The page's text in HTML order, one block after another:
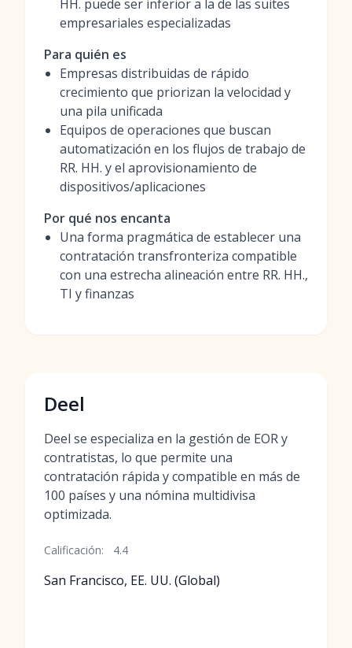
HH. puede ser inferior a la de las suites
empresariales especializadas
Para quién es
Empresas distribuidas de rápido
crecimiento que priorizan la velocidad y
una pila unificada
Equipos de operaciones que buscan
automatización en los flujos de trabajo de
RR. HH. y el aprovisionamiento de
dispositivos/aplicaciones
Por qué nos encanta
Una forma pragmática de establecer una
contratación transfronteriza compatible
con una estrecha alineación entre RR. HH.,
TI y finanzas
Deel
Deel se especializa en la gestión de EOR y
contratistas, lo que permite una
contratación rápida y compatible en más de
100 países y una nómina multidivisa
optimizada.
Calificación: 4.4
San Francisco, EE. UU. (Global)